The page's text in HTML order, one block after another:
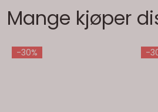
Mange kjøper
-30% -